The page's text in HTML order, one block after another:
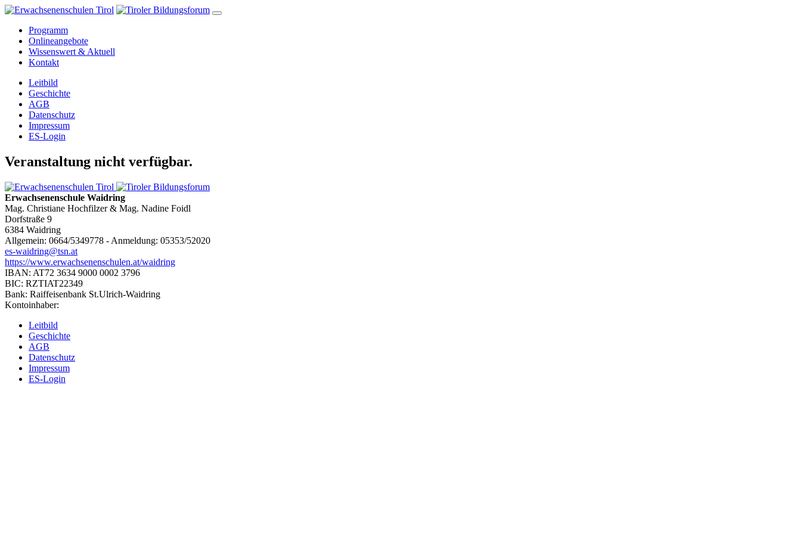
Programm
Onlineangebote
Wissenswert & Aktuell
Kontakt
Leitbild
Geschichte
AGB
Datenschutz
Impressum
ES-Login
Veranstaltung nicht verfügbar.
Erwachsenenschule Waidring
Mag. Christiane Hochfilzer & Mag. Nadine Foidl
Dorfstraße 9
6384 Waidring
Allgemein: 0664/5349778 - Anmeldung: 05353/52020
es-waidring@tsn.at
https://www.erwachsenenschulen.at/waidring
IBAN: AT72 3634 9000 0002 3796
BIC: RZTIAT22349
Bank: Raiffeisenbank St.Ulrich-Waidring
Kontoinhaber:
Leitbild
Geschichte
AGB
Datenschutz
Impressum
ES-Login